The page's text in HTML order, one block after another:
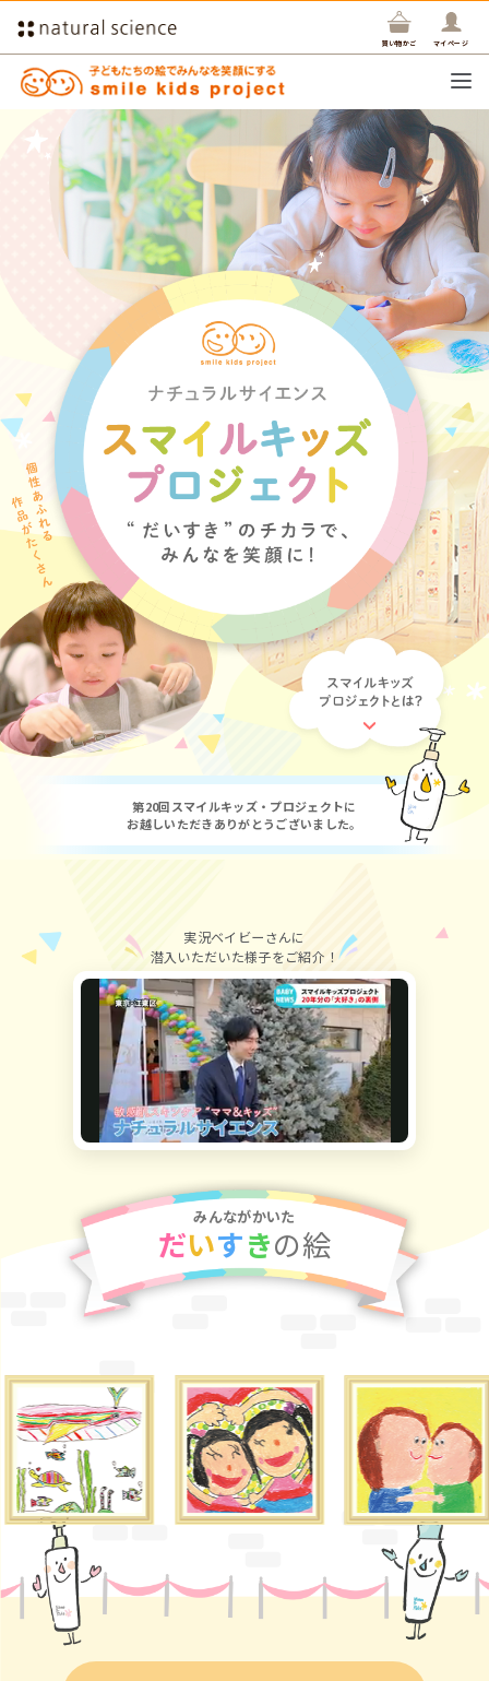
第20回スマイルキッズ・プロジェクトに
お越しいただきありがとうございました。
実況ベイビーさんに
潜入いただいた様子をご紹介！
みんながかいた
だいすきの絵